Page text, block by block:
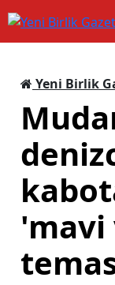
Yeni Birlik
'mavi